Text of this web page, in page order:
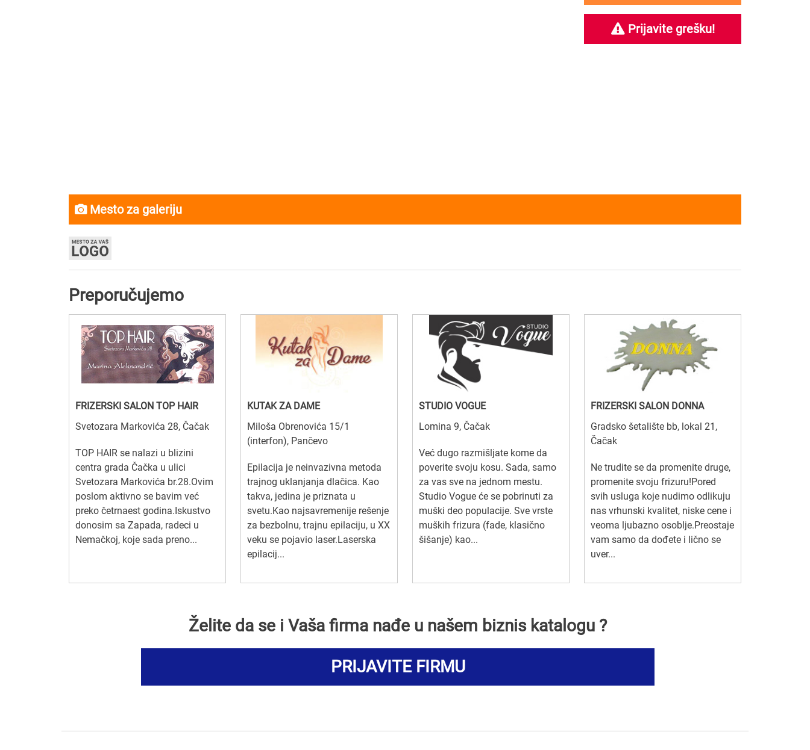
Prijavite grešku!
Mesto za galeriju
Preporučujemo
FRIZERSKI SALON TOP HAIR
Svetozara Markovića 28, Čačak
TOP HAIR se nalazi u blizini
centra grada Čačka u ulici
Svetozara Markovića br.28.Ovim
poslom aktivno se bavim već
preko četrnaest godina.Iskustvo
donosim sa Zapada, radeci u
Nemačkoj, koje sada preno...
KUTAK ZA DAME
Miloša Obrenovića 15/1
(interfon), Pančevo
Epilacija je neinvazivna metoda
trajnog uklanjanja dlačica. Kao
takva, jedina je priznata u
svetu.Kao najsavremenije rešenje
za bezbolnu, trajnu epilaciju, u XX
veku se pojavio laser.Laserska
epilacij...
STUDIO VOGUE
Lomina 9, Čačak
Već dugo razmišljate kome da
poverite svoju kosu. Sada, samo
za vas sve na jednom mestu.
Studio Vogue će se pobrinuti za
muški deo populacije. Sve vrste
muških frizura (fade, klasično
šišanje) kao...
FRIZERSKI SALON DONNA
Gradsko šetalište bb, lokal 21,
Čačak
Ne trudite se da promenite druge,
promenite svoju frizuru!Pored
svih usluga koje nudimo odlikuju
nas vrhunski kvalitet, niske cene i
veoma ljubazno osoblje.Preostaje
vam samo da dođete i lično se
uver...
Želite da se i Vaša firma nađe u našem biznis katalogu ?
PRIJAVITE FIRMU